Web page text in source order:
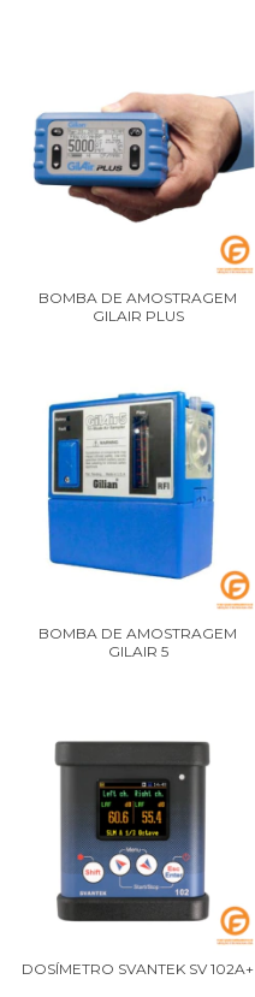
BOMBA DE AMOSTRAGEM
GILAIR PLUS
BOMBA DE AMOSTRAGEM
GILAIR 5
DOSÍMETRO SVANTEK SV 102A+